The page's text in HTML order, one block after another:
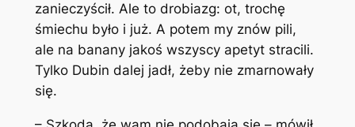
zanieczyścił. Ale to drobiazg: ot, trochę
śmiechu było i już. A potem my znów pili,
ale na banany jakoś wszyscy apetyt stracili.
Tylko Dubin dalej jadł, żeby nie zmarnowały
się.